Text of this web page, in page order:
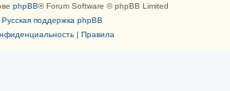
phpBB® Forum Software © phpBB Limited
Русская поддержка phpBB
| Правила